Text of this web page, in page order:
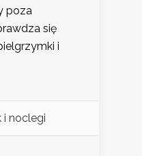
poza
się
i
noclegi